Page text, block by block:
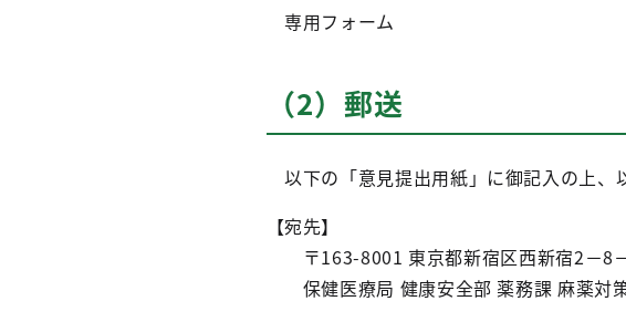
専用フォーム
（2）郵送
以下の「意見提出用紙」に御記入の上、
【宛先】
〒163-8001 東京都新宿区西新宿2－8
保健医療局 健康安全部 薬務課 麻薬対